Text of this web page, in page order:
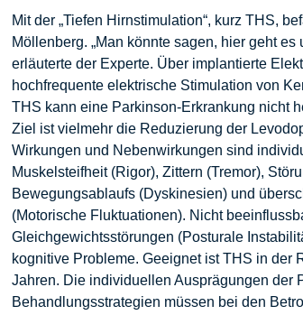
Mit der „Tiefen Hirnstimulation“, kurz THS,
Möllenberg. „Man könnte sagen, hier geht es
erläuterte der Experte. Über implantierte
hochfrequente elektrische Stimulation von
THS kann eine Parkinson-Erkrankung nicht
Ziel ist vielmehr die Reduzierung der
Wirkungen und Nebenwirkungen sind
Muskelsteifheit (Rigor), Zittern (Tremor),
Bewegungsablaufs (Dyskinesien) und
(Motorische Fluktuationen). Nicht
Gleichgewichtsstörungen (Posturale
kognitive Probleme. Geeignet ist THS in der
Jahren. Die individuellen Ausprägungen der
Behandlungsstrategien müssen bei den